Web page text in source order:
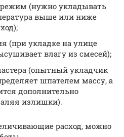
(нужно укладывать
выше или ниже
(при укладке на улице
влагу из смесей);
(опытный укладчик
шпателем массу, а
дополнительно
излишки).
расход, можно